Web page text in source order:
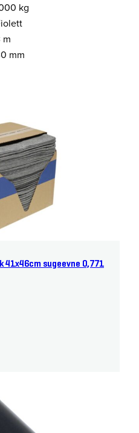
kg
m
mm
41x46cm sugeevne 0,771